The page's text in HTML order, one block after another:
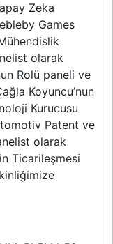
Zeka
Games
olarak
Rolü paneli ve
Koyuncu’nun
Kurucusu
Patent ve
olarak
Ticarileşmesi